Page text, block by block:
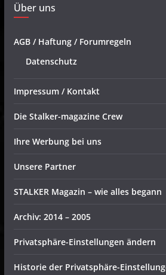
Über uns
AGB / Haftung / Forumregeln
Datenschutz
Impressum / Kontakt
Die Stalker-magazine Crew
Ihre Werbung bei uns
Unsere Partner
STALKER Magazin – wie alles begann
Archiv: 2014 – 2005
Privatsphäre-Einstellungen ändern
Historie der Privatsphäre-